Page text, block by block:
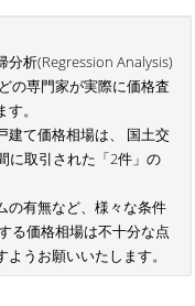
析(Regression Analysis)
の専門家が実際に価格査
。
建て価格相場は、 国土交
に取引された「2件」の
の有無など、様々な条件
る価格相場は不十分な点
うお願いいたします。